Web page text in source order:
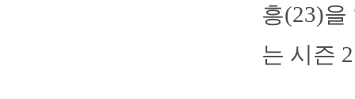
흥(23)
는 시즌